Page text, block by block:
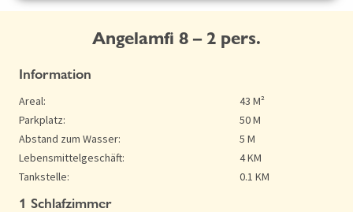
Angelamfi 8 – 2 pers.
Information
Areal:
43 M²
Parkplatz:
50 M
Abstand zum Wasser:
5 M
Lebensmittelgeschäft:
4 KM
Tankstelle:
0.1 KM
1 Schlafzimmer